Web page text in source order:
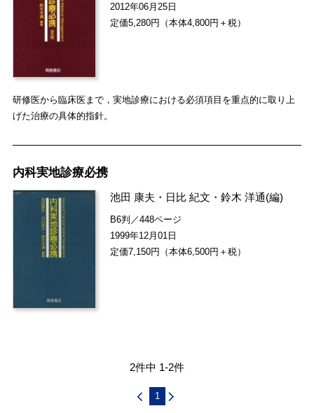
2012年06月25日
定価5,280円（本体4,800円＋税）
研修医から臨床医まで，実地診療における必須項目を重点的に取り上
げた治療の具体的指針。
内科実地診療必携
池田 康夫 ・ 日比 紀文 ・鈴木 洋通(編)
B6判／448ページ
1999年12月01日
定価7,150円（本体6,500円＋税）
2件中 1-2件
1